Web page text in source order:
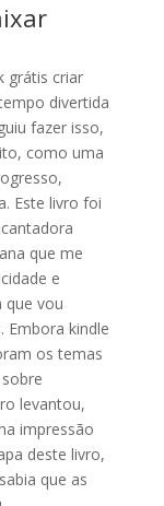
grátis criar
divertida
fazer isso,
como uma
Este livro foi
que me
e
que vou
Embora kindle
os temas
levantou,
impressão
deste livro,
que as